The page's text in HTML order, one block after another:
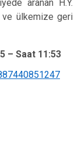
aranan H.Y.
ve ülkemize geri
– Saat 11:53